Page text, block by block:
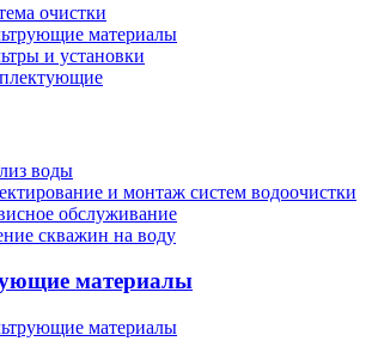
очистки
материалы
и установки
воды
и монтаж систем водоочистки
обслуживание
скважин на воду
материалы
материалы